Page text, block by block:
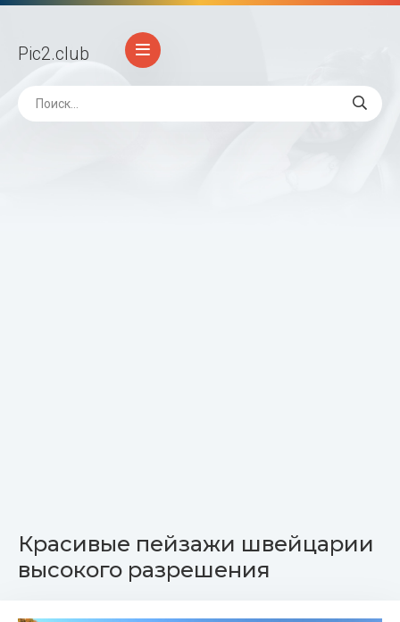
Pic2.club
Красивые пейзажи швейцарии
высокого разрешения